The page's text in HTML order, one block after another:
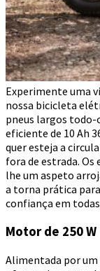
Experimente uma
nossa bicicleta
pneus largos
eficiente de 10 Ah
quer esteja a
fora de estrada.
lhe um aspeto
a torna prática
confiança em todas
Motor de 250 W
Alimentada por um